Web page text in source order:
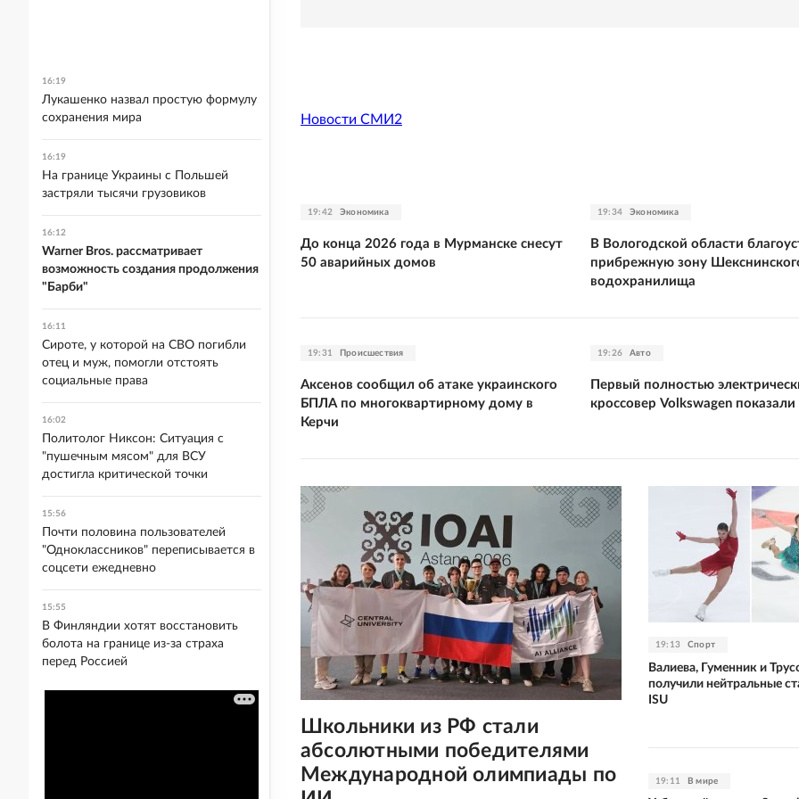
Новости СМИ2
19:42 Экономика
До конца 2026 года в Мурманске снесут
50 аварийных домов
19:34 Экономика
В Вологодской области
прибрежную зону
водохранилища
19:31 Происшествия
Аксенов сообщил об атаке украинского
БПЛА по многоквартирному дому в
Керчи
19:26 Авто
Первый полностью
кроссовер Volkswagen
Школьники из РФ стали
абсолютными победителями
Международной олимпиады по
19:13 Спорт
Валиева, Гуменник и
получили нейтральные
ISU
19:11 В мире
16:19
Лукашенко назвал простую формулу
сохранения мира
16:19
На границе Украины с Польшей
застряли тысячи грузовиков
16:12
Warner Bros. рассматривает
возможность создания продолжения
"Барби"
16:11
Сироте, у которой на СВО погибли
отец и муж, помогли отстоять
социальные права
16:02
Политолог Никсон: Ситуация с
"пушечным мясом" для ВСУ
достигла критической точки
15:56
Почти половина пользователей
"Одноклассников" переписывается в
соцсети ежедневно
15:55
В Финляндии хотят восстановить
болота на границе из-за страха
перед Россией